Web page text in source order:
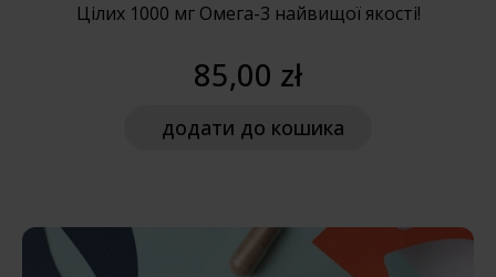
Цілих 1000 мг Омега-3 найвищої якості!
85,00 zł
додати до кошика